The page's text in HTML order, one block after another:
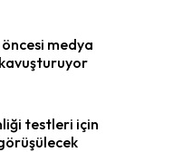
medya
kavuşturuyor
testleri için